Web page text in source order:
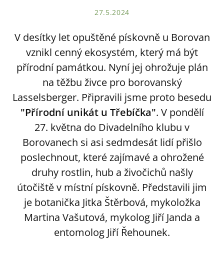
27.5.2024
V desítky let opuštěné pískovně u Borovan
vznikl cenný ekosystém, který má být
přírodní památkou. Nyní jej ohrožuje plán
na těžbu živce pro borovanský
Lasselsberger. Připravili jsme proto besedu
"Přírodní unikát u Třebíčka". V pondělí
27. května do Divadelního klubu v
Borovanech si asi sedmdesát lidí přišlo
poslechnout, které zajímavé a ohrožené
druhy rostlin, hub a živočichů našly
útočiště v místní pískovně. Představili jim
je botanička Jitka Štěrbová, mykoložka
Martina Vašutová, mykolog Jiří Janda a
entomolog Jiří Řehounek.